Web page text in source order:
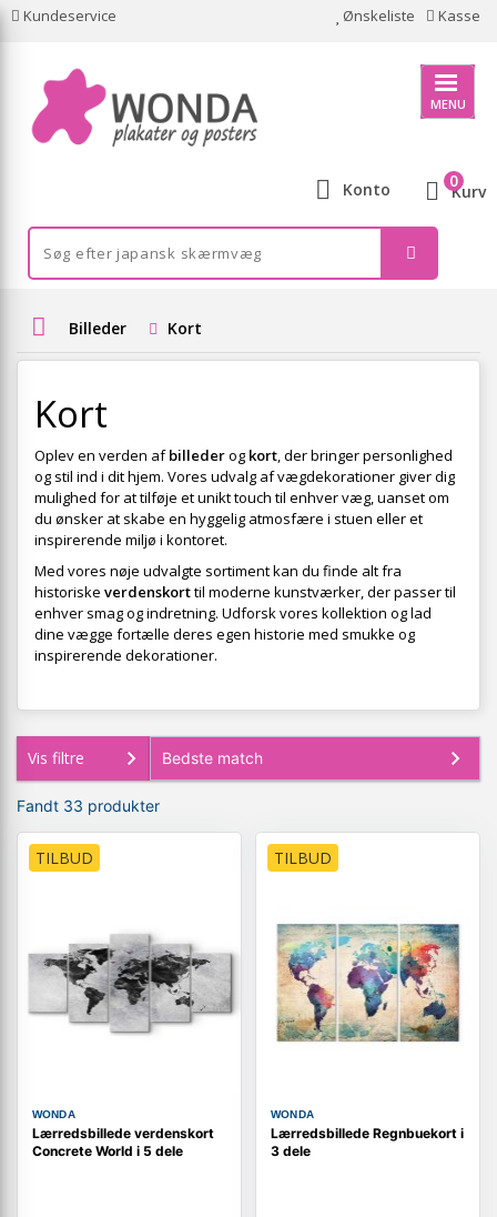
Kundeservice Ønskeliste Kasse
MENU
Konto Kurv
0
Billeder Kort
Kort
Oplev en verden afbillederog kort, der bringer personlighed
og stil ind i dit hjem. Vores udvalg af vægdekorationer giver dig
mulighed for at tilføje et unikt touch til enhver væg, uanset om
du ønsker at skabe en hyggelig atmosfære i stuen eller et
inspirerende miljø i kontoret.
Med vores nøje udvalgte sortiment kan du finde alt fra
historiske verdenskorttil moderne kunstværker, der passer til
enhver smag og indretning. Udforsk vores kollektion og lad
dine vægge fortælle deres egen historie med smukke og
inspirerende dekorationer.
Vis filtre
Fandt 33 produkter
TILBUD
WONDA
Lærredsbillede verdenskort
Concrete World i 5 dele
TILBUD
WONDA
Lærredsbillede Regnbuekort i
3 dele